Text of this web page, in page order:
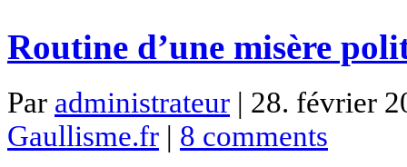
Routine d’une misère
Par administrateur | 28. février
Gaullisme.fr | 8 comments